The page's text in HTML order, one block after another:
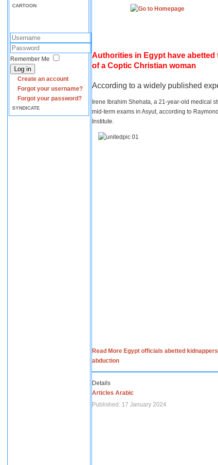
CARTOON
Remember Me
Log in
Create an account
Forgot your username?
Forgot your password?
SYNDICATE
Authorities in Egypt have
of a Coptic Christian woman
According to a widely published
Irene Ibrahim Shehata, a 21-year-old medical
mid-term exams in Asyut, according to
Institute.
Read More Egypt officials abetted
abduction
Details
Articles Arabic
Published: 17 January 2024